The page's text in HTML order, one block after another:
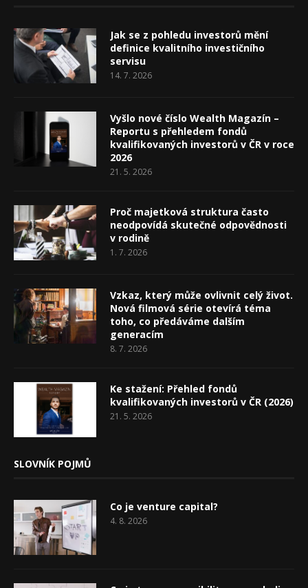
Jak se z pohledu investorů mění
definice kvalitního investičního
servisu
14. 7. 2026
Vyšlo nové číslo Wealth Magazín –
Reportu s přehledem fondů
kvalifikovaných investorů v ČR v roce
2026
21. 5. 2026
Proč majetková struktura často
neodpovídá skutečné odpovědnosti
v rodině
1. 7. 2026
Vzkaz, který může ovlivnit celý život.
Nová filmová série otevírá téma
toho, co předáváme dalším
generacím
8. 7. 2026
Ke stažení: Přehled fondů
kvalifikovaných investorů v ČR (2026)
21. 5. 2026
SLOVNÍK POJMŮ
Co je venture capital?
4. 8. 2026